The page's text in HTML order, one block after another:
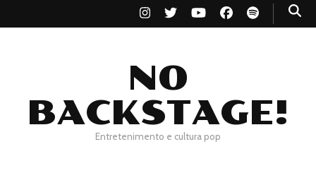
NO
BACKSTAGE!
Entretenimento e cultura pop